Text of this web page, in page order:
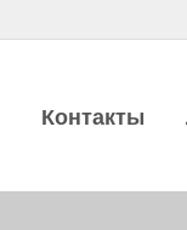
Контакты